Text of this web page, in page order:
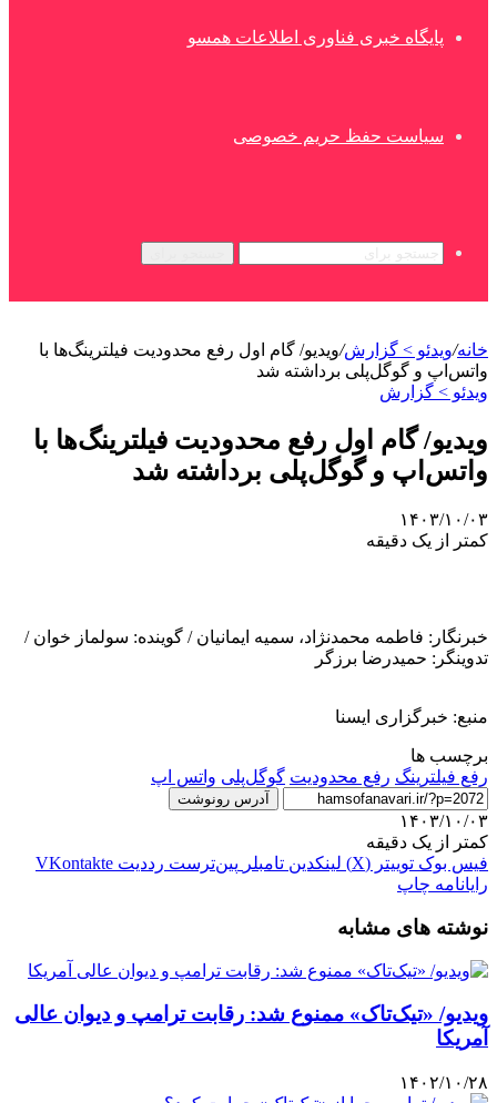
پایگاه خبری فناوری اطلاعات همسو
سیاست حفظ حریم خصوصی
خانه/ویدئو > گزارش/ویدیو/ گام اول رفع محدودیت فیلترینگ‌ها با
واتس‌اپ و گوگل‌پلی برداشته شد
ویدئو > گزارش
ویدیو/ گام اول رفع محدودیت فیلترینگ‌ها با
واتس‌اپ و گوگل‌پلی برداشته شد
۱۴۰۳/۱۰/۰۳
کمتر از یک دقیقه
خبرنگار: فاطمه محمدنژاد، سمیه ایمانیان / گوینده: سولماز خوان /
تدوینگر: حمیدرضا برزگر
منبع: خبرگزاری ایسنا
برچسب ها
رفع فیلترینگ رفع محدودیت گوگل‌‌‌‌‌‌پلی واتس اپ
آدرس رونوشت
۱۴۰۳/۱۰/۰۳
کمتر از یک دقیقه
فیس بوک توییتر (X) لینکدین ‫تامبلر ‫پین‌ترست ‫رددیت ‫VKontakte
رایانامه چاپ
نوشته های مشابه
ویدیو/ «تیک‌تاک» ممنوع شد: رقابت ترامپ و دیوان عالی
آمریکا
۱۴۰۲/۱۰/۲۸